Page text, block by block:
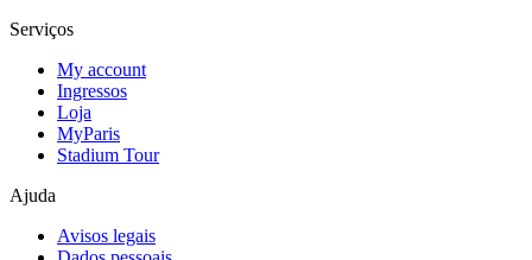
Serviços
My account
Ingressos
Loja
MyParis
Stadium Tour
Ajuda
Avisos legais